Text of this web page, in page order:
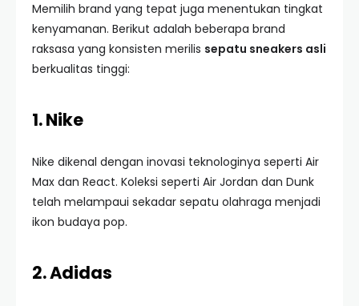
Memilih brand yang tepat juga menentukan tingkat
kenyamanan. Berikut adalah beberapa brand
raksasa yang konsisten merilis sepatu sneakers asli
berkualitas tinggi:
1. Nike
Nike dikenal dengan inovasi teknologinya seperti Air
Max dan React. Koleksi seperti Air Jordan dan Dunk
telah melampaui sekadar sepatu olahraga menjadi
ikon budaya pop.
2. Adidas